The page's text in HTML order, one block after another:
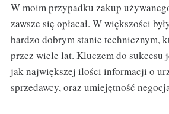
W moim przypadku zakup
zawsze się opłacał. W większości
bardzo dobrym stanie technicznym,
przez wiele lat. Kluczem do sukcesu
jak największej ilości informacji o
sprzedawcy, oraz umiejętność